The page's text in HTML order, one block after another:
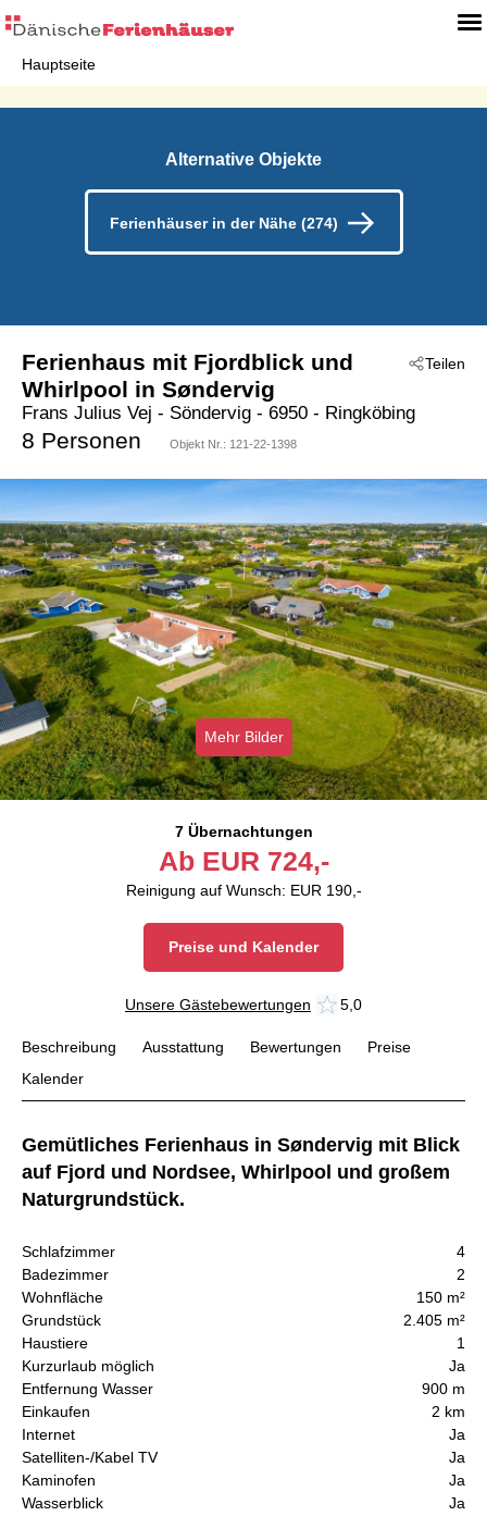
Hauptseite
Alternative Objekte
Ferienhäuser in der Nähe (274)
Teilen
Ferienhaus mit Fjordblick und
Whirlpool in Søndervig
Frans Julius Vej - Söndervig - 6950 - Ringköbing
8 Personen Objekt Nr.: 121-22-1398
Mehr Bilder
7 Übernachtungen
Ab EUR 724,-
Reinigung auf Wunsch: EUR 190,-
Preise und Kalender
Unsere Gästebewertungen 5,0
Beschreibung Ausstattung Bewertungen
Preise
Kalender
Gemütliches Ferienhaus in Søndervig mit Blick
auf Fjord und Nordsee, Whirlpool und großem
Naturgrundstück.
Schlafzimmer
4
Badezimmer
2
Wohnfläche
150 m²
Grundstück
2.405 m²
Haustiere
1
Kurzurlaub möglich
Ja
Entfernung Wasser
900 m
Einkaufen
2 km
Internet
Ja
Satelliten-/Kabel TV
Ja
Kaminofen
Ja
Wasserblick
Ja